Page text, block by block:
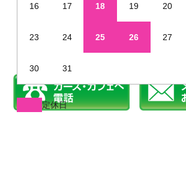
16 17 18 19 20
23 24 25 26 27
30 31
定休日